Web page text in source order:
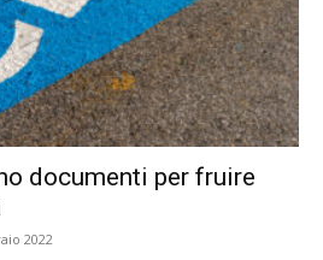
documenti per fruire
2022